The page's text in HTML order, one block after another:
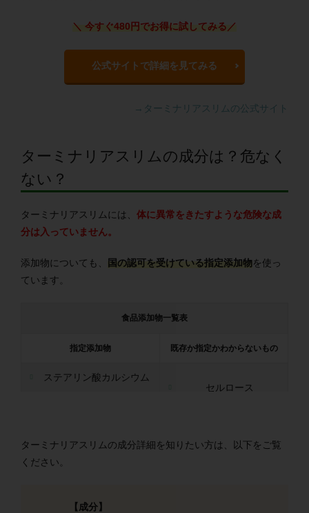
＼ 今すぐ480円でお得に試してみる ／
公式サイトで詳細を見てみる
→ターミナリアスリムの公式サイト
ターミナリアスリムの成分は？危なく
ない？
ターミナリアスリムには、 体に異常をきたすような危険な成
分は入っていません。
添加物についても、 国の認可を受けている指定添加物を使っ
ています。
食品添加物一覧表
指定添加物 既存か指定かわからないもの
ステアリン酸カルシウム
セルロース
ターミナリアスリムの成分詳細を知りたい方は、以下をご覧
ください。
【成分】